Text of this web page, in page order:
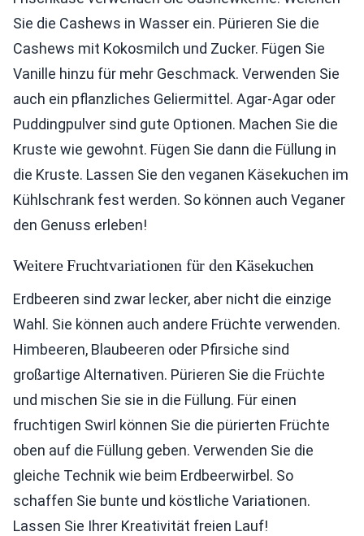
Sie die Cashews in Wasser ein. Pürieren Sie die
Cashews mit Kokosmilch und Zucker. Fügen Sie
Vanille hinzu für mehr Geschmack. Verwenden Sie
auch ein pflanzliches Geliermittel. Agar-Agar oder
Puddingpulver sind gute Optionen. Machen Sie die
Kruste wie gewohnt. Fügen Sie dann die Füllung in
die Kruste. Lassen Sie den veganen Käsekuchen im
Kühlschrank fest werden. So können auch Veganer
den Genuss erleben!
Weitere Fruchtvariationen für den Käsekuchen
Erdbeeren sind zwar lecker, aber nicht die einzige
Wahl. Sie können auch andere Früchte verwenden.
Himbeeren, Blaubeeren oder Pfirsiche sind
großartige Alternativen. Pürieren Sie die Früchte
und mischen Sie sie in die Füllung. Für einen
fruchtigen Swirl können Sie die pürierten Früchte
oben auf die Füllung geben. Verwenden Sie die
gleiche Technik wie beim Erdbeerwirbel. So
schaffen Sie bunte und köstliche Variationen.
Lassen Sie Ihrer Kreativität freien Lauf!